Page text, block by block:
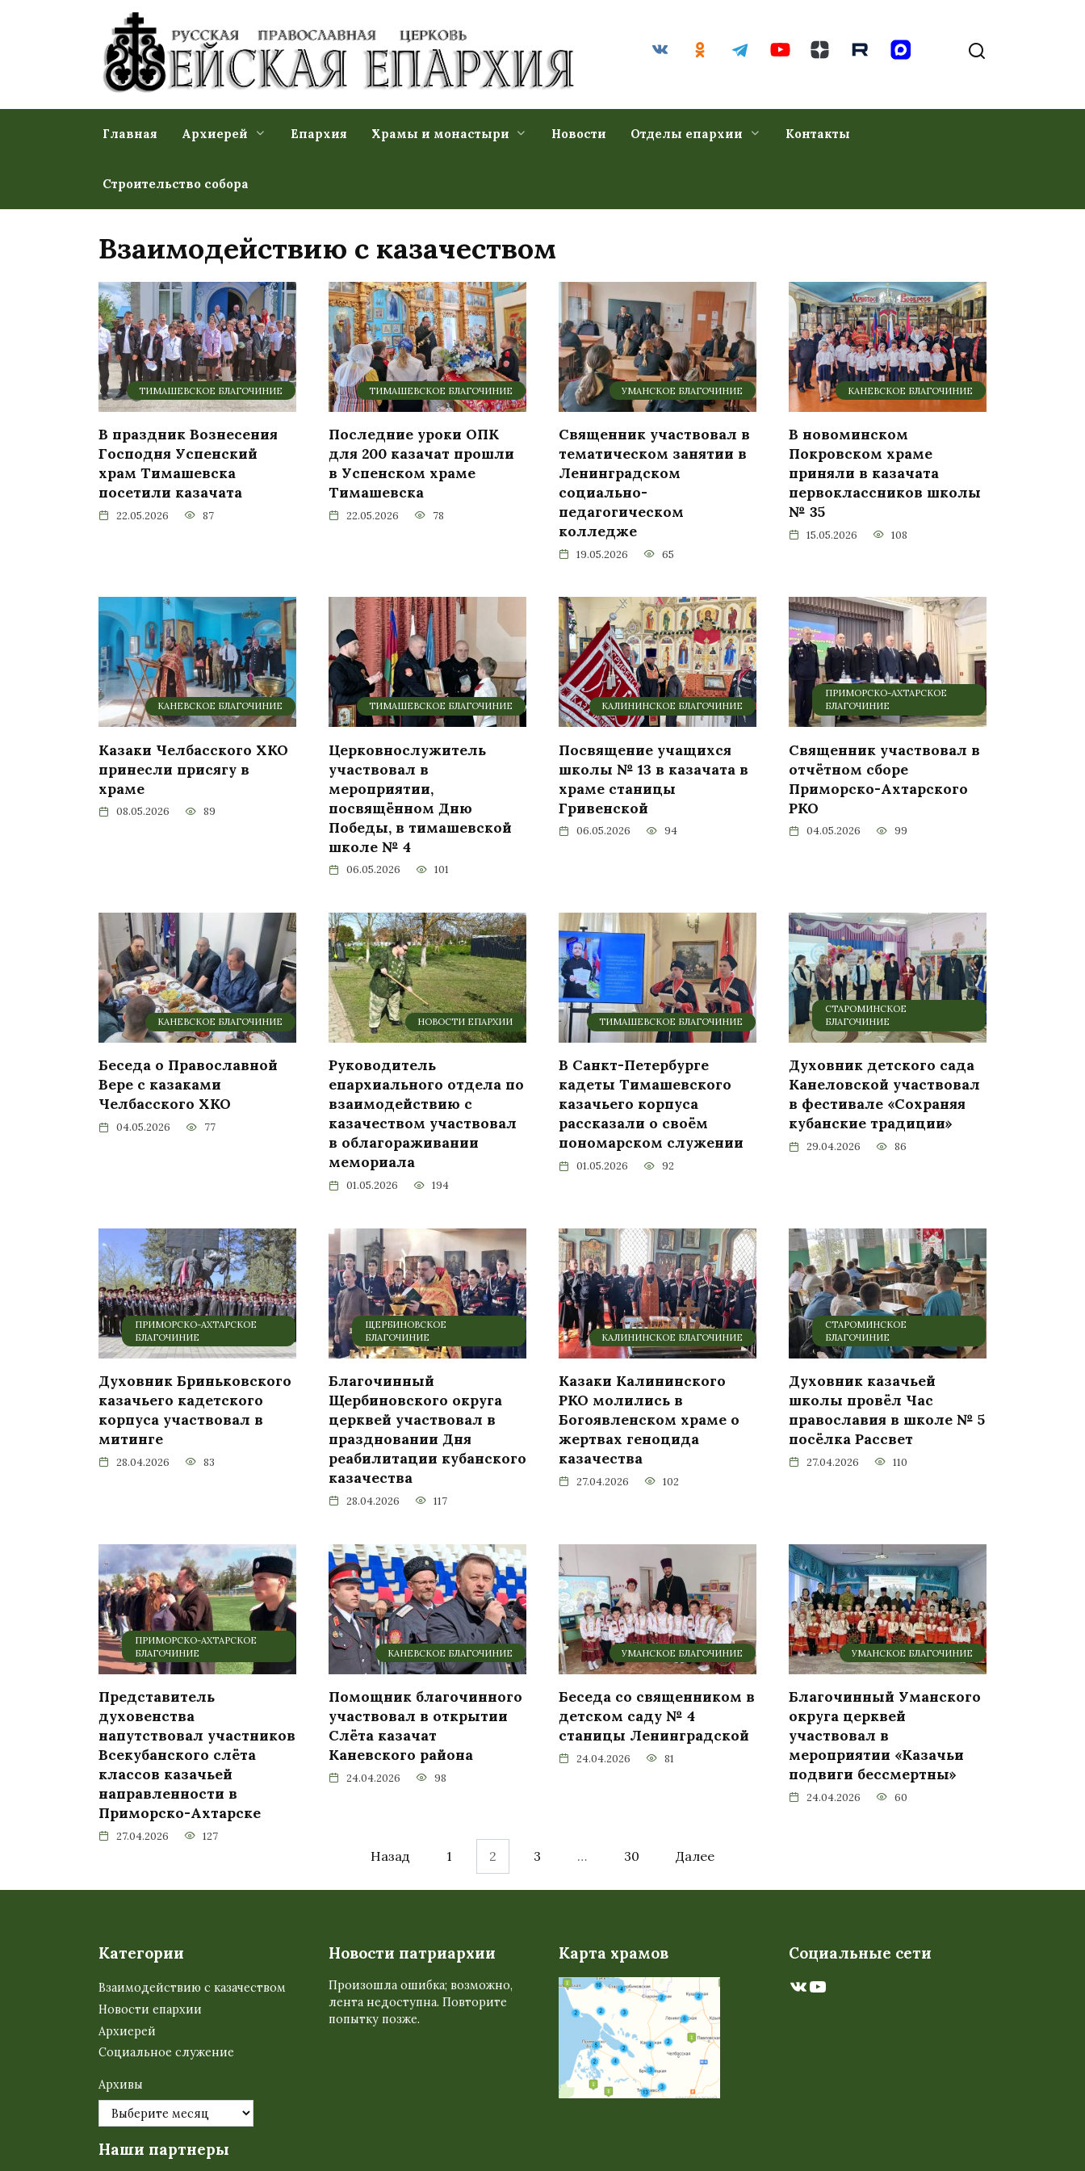
Главная Архиерей Епархия Храмы и монастыри Новости Отделы епархии Контакты
Строительство собора
Взаимодействию с казачеством
ТИМАШЕВСКОЕ БЛАГОЧИНИЕ
В праздник Вознесения
Господня Успенский
храм Тимашевска
посетили казачата
22.05.2026 87
ТИМАШЕВСКОЕ БЛАГОЧИНИЕ
Последние уроки ОПК
для 200 казачат прошли
в Успенском храме
Тимашевска
22.05.2026 78
УМАНСКОЕ БЛАГОЧИНИЕ
Священник участвовал в
тематическом занятии в
Ленинградском
социально-
педагогическом
колледже
19.05.2026 65
КАНЕВСКОЕ БЛАГОЧИНИЕ
В новоминском
Покровском храме
приняли в казачата
первоклассников школы
№ 35
15.05.2026 108
КАНЕВСКОЕ БЛАГОЧИНИЕ
Казаки Челбасского ХКО
принесли присягу в
храме
08.05.2026 89
ТИМАШЕВСКОЕ БЛАГОЧИНИЕ
Церковнослужитель
участвовал в
мероприятии,
посвящённом Дню
Победы, в тимашевской
школе № 4
06.05.2026 101
КАЛИНИНСКОЕ БЛАГОЧИНИЕ
Посвящение учащихся
школы № 13 в казачата в
храме станицы
Гривенской
06.05.2026 94
ПРИМОРСКО-АХТАРСКОЕ
БЛАГОЧИНИЕ
Священник участвовал в
отчётном сборе
Приморско-Ахтарского
РКО
04.05.2026 99
КАНЕВСКОЕ БЛАГОЧИНИЕ
Беседа о Православной
Вере с казаками
Челбасского ХКО
04.05.2026 77
НОВОСТИ ЕПАРХИИ
Руководитель
епархиального отдела по
взаимодействию с
казачеством участвовал
в облагораживании
мемориала
01.05.2026 194
ТИМАШЕВСКОЕ БЛАГОЧИНИЕ
В Санкт-Петербурге
кадеты Тимашевского
казачьего корпуса
рассказали о своём
пономарском служении
01.05.2026 92
СТАРОМИНСКОЕ
БЛАГОЧИНИЕ
Духовник детского сада
Канеловской участвовал
в фестивале «Сохраняя
кубанские традиции»
29.04.2026 86
ПРИМОРСКО-АХТАРСКОЕ
БЛАГОЧИНИЕ
Духовник Бриньковского
казачьего кадетского
корпуса участвовал в
митинге
28.04.2026 83
ЩЕРБИНОВСКОЕ
БЛАГОЧИНИЕ
Благочинный
Щербиновского округа
церквей участвовал в
праздновании Дня
реабилитации кубанского
казачества
28.04.2026 117
КАЛИНИНСКОЕ БЛАГОЧИНИЕ
Казаки Калининского
РКО молились в
Богоявленском храме о
жертвах геноцида
казачества
27.04.2026 102
СТАРОМИНСКОЕ
БЛАГОЧИНИЕ
Духовник казачьей
школы провёл Час
православия в школе № 5
посёлка Рассвет
27.04.2026 110
ПРИМОРСКО-АХТАРСКОЕ
БЛАГОЧИНИЕ
Представитель
духовенства
напутствовал участников
Всекубанского слёта
классов казачьей
направленности в
Приморско-Ахтарске
27.04.2026 127
КАНЕВСКОЕ БЛАГОЧИНИЕ
Помощник благочинного
участвовал в открытии
Слёта казачат
Каневского района
24.04.2026 98
УМАНСКОЕ БЛАГОЧИНИЕ
Беседа со священником в
детском саду № 4
станицы Ленинградской
24.04.2026 81
УМАНСКОЕ БЛАГОЧИНИЕ
Благочинный Уманского
округа церквей
участвовал в
мероприятии «Казачьи
подвиги бессмертны»
24.04.2026 60
Назад 1 2 3 … 30 Далее
Категории
Взаимодействию с казачеством
Новости епархии
Архиерей
Социальное служение
Архивы
Наши партнеры
Новости патриархии
Произошла ошибка; возможно,
лента недоступна. Повторите
попытку позже.
Карта храмов Социальные сети
ВКонтакте
YouTube